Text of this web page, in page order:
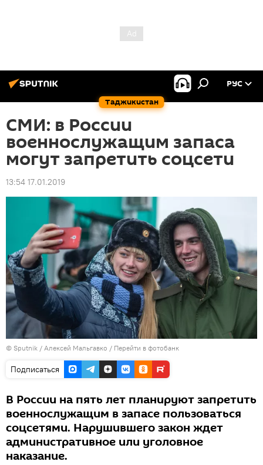
Таджикистан
РУС
СМИ: в России
военнослужащим запаса
могут запретить соцсети
13:54 17.01.2019
© Sputnik / Алексей Мальгавко / Перейти в фотобанк
Подписаться
В России на пять лет планируют запретить
военнослужащим в запасе пользоваться
соцсетями. Нарушившего закон ждет
административное или уголовное
наказание.